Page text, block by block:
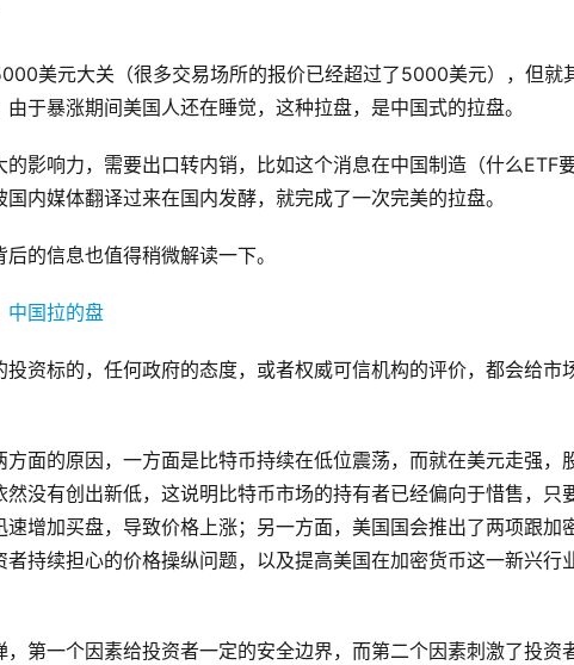
美元大关（很多交易场所的报价已经超过了5000美元），但就
于暴涨期间美国人还在睡觉，这种拉盘，是中国式的拉盘。
影响力，需要出口转内销，比如这个消息在中国制造（什么ETF
内媒体翻译过来在国内发酵，就完成了一次完美的拉盘。
的信息也值得稍微解读一下。
资标的，任何政府的态度，或者权威可信机构的评价，都会给市
面的原因，一方面是比特币持续在低位震荡，而就在美元走强，
没有创出新低，这说明比特币市场的持有者已经偏向于惜售，只
增加买盘，导致价格上涨；另一方面，美国国会推出了两项跟加
持续担心的价格操纵问题，以及提高美国在加密货币这一新兴行
第一个因素给投资者一定的安全边界，而第二个因素刺激了投资